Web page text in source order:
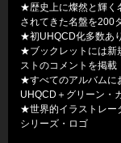
★歴史上に燦然と輝く
されてきた名盤を200
★初UHQCD化多数あ
★ブックレットには新
ストのコメントを掲載
★すべてのアルバムに
UHQCD＋グリーン・
★世界的イラストレー
シリーズ・ロゴ